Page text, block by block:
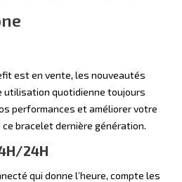
est en vente, les nouveautés
utilisation quotidienne toujours
performances et améliorer votre
bracelet dernière génération.
24H
qui donne l’heure, compte les